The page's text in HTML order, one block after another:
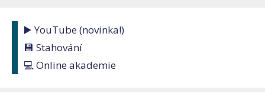
▶️ YouTube (novinka!)
💾 Stahování
💻 Online akademie